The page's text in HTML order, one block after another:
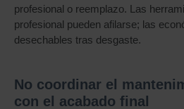
profesional o reemplazo. Las
profesional pueden afilarse; las
desechables tras desgaste.
No coordinar el
con el acabado final